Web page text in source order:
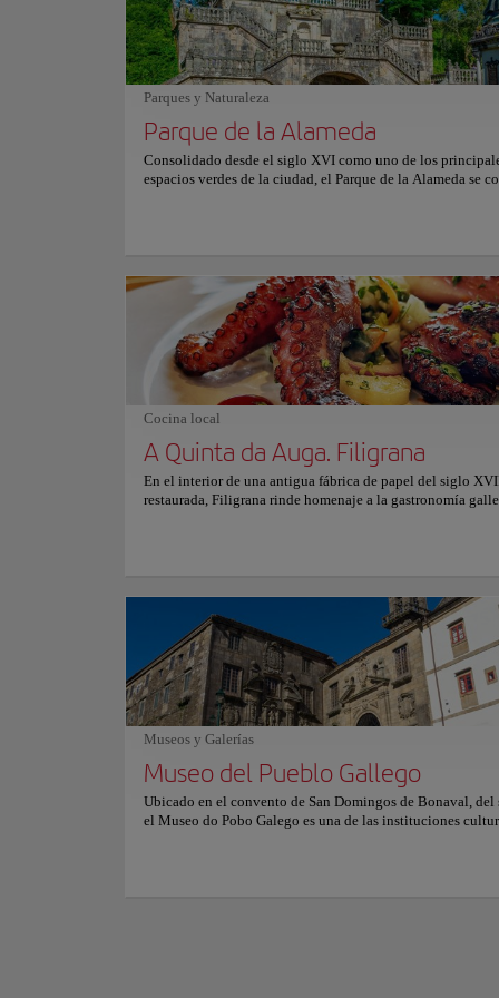
elegante. El ambiente transmite calma y sofisticación,
cuidado por el detalle convierte cada visita en una
gastronómica memorable. Para más información sobre
precios, consulte su sitio web oficial.
Parques y Naturaleza
Parque de la Alameda
Consolidado desde el siglo XVI como uno de los
espacios verdes de la ciudad, el Parque de la Alameda se
Santa Susana y Paseo da Ferradura. Caminos amplios
robles y castaños centenarios conducen hacia fuentes,
piedra, esculturas tradicionales y miradores naturales
aprecia el perfil urbano con claridad. A lo largo del día,
pulmón verde mantiene un ambiente relajado y acogedor.
locales, peregrinos y visitantes comparten sus senderos
sombra de los árboles, mientras la luz del atardecer
Catedral y crea una escena serena que refleja la esencia
la ciudad.
Cocina local
A Quinta da Auga. Filigrana
En el interior de una antigua fábrica de papel del siglo
restaurada, Filigrana rinde homenaje a la gastronomía
tinto y aromáticos arroces acompañados por elegantes vinos
Albariño de las cercanas Rías Baixas. Paredes de piedra
de madera y una iluminación tenue crean un ambiente
sereno. Grandes ventanales se abren hacia jardines y el río,
envolviendo el comedor en una atmósfera elegante de calma
contemporánea.
Museos y Galerías
Museo del Pueblo Gallego
Ubicado en el convento de San Domingos de Bonaval,
el Museo do Pobo Galego es una de las instituciones
Lugares Históricos
Ubicación: Pl. de
relevancia
reflejando el poder
Su imponente
conjunto
iglesia de nave
notable nivel
En la actualidad,
como lugar de
litúrgicas que
religioso de Galicia
Mostrar más